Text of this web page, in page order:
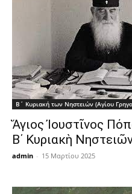
Β΄ Κυριακή των Νηστειών (Αγίου
Ἅγιος Ἰουστῖνος
Β΄ Κυριακὴ
admin - 15 Μαρτίου 2025